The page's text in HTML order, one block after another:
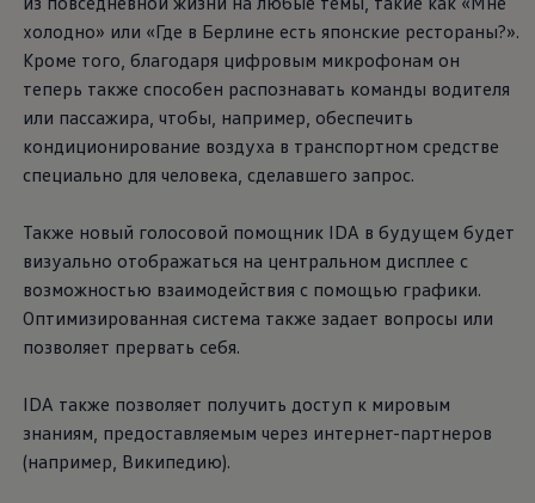
холодно» или «Где в Берлине есть японские рестораны?».
Кроме того, благодаря цифровым микрофонам он
теперь также способен распознавать команды водителя
или пассажира, чтобы, например, обеспечить
кондиционирование воздуха в транспортном средстве
специально для человека, сделавшего запрос.
Также новый голосовой помощник IDA в будущем будет
визуально отображаться на центральном дисплее с
возможностью взаимодействия с помощью графики.
Оптимизированная система также задает вопросы или
позволяет прервать себя.
IDA также позволяет получить доступ к мировым
знаниям, предоставляемым через интернет-партнеров
(например, Википедию).